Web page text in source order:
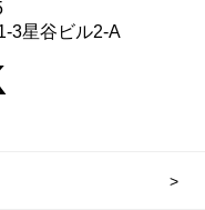
3星谷ビル2-A